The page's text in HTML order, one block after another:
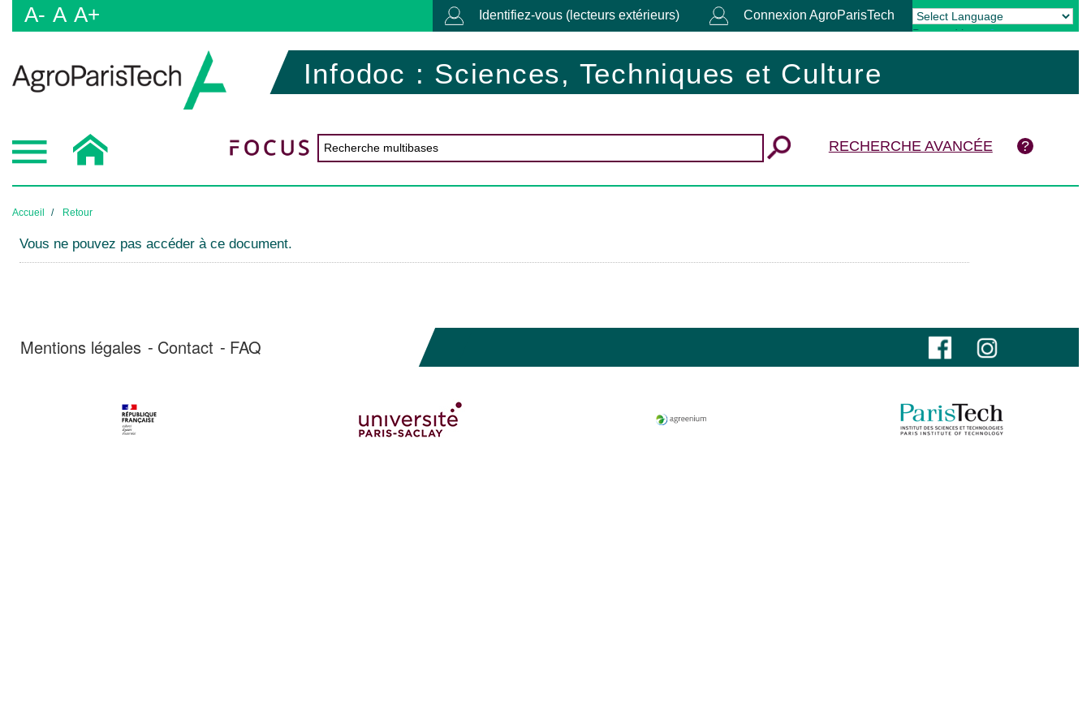
A- A A+ Identifiez-vous (lecteurs extérieurs) Connexion AgroParisTech
Powered by Translate
Infodoc : Sciences, Techniques et Culture
RECHERCHE AVANCÉE
Accueil Retour
Vous ne pouvez pas accéder à ce document.
Mentions légales Contact FAQ